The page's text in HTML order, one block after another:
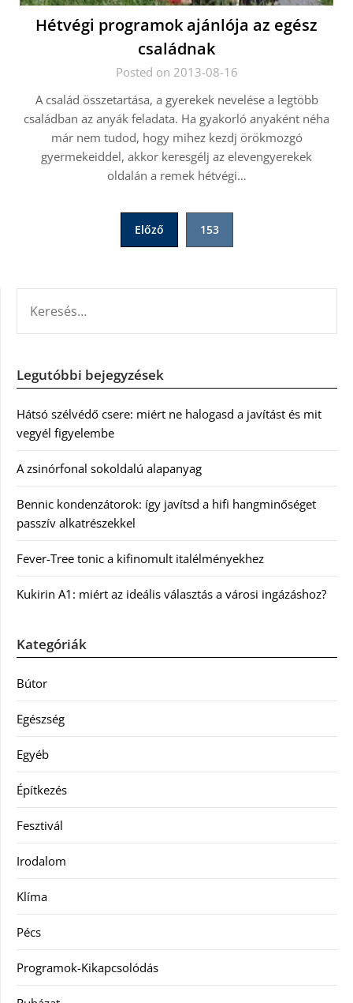
Hétvégi programok ajánlója az egész
családnak
Posted on 2013-08-16
A család összetartása, a gyerekek nevelése a legtöbb
családban az anyák feladata. Ha gyakorló anyaként néha
már nem tudod, hogy mihez kezdj örökmozgó
gyermekeiddel, akkor keresgélj az elevengyerekek
oldalán a remek hétvégi…
Előző 153
Legutóbbi bejegyzések
Hátsó szélvédő csere: miért ne halogasd a javítást és mit
vegyél figyelembe
A zsinórfonal sokoldalú alapanyag
Bennic kondenzátorok: így javítsd a hifi hangminőséget
passzív alkatrészekkel
Fever-Tree tonic a kifinomult italélményekhez
Kukirin A1: miért az ideális választás a városi ingázáshoz?
Kategóriák
Bútor
Egészség
Egyéb
Építkezés
Fesztivál
Irodalom
Klíma
Pécs
Programok-Kikapcsolódás